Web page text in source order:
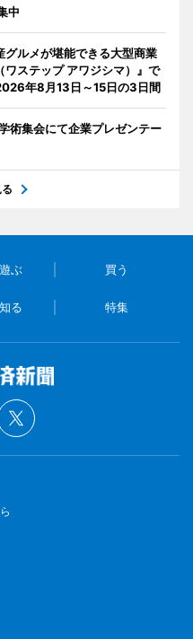
中
ルメが堪能できる大型商業
ステップ アワジシマ）』で
年8月13日～15日の3日間
術集会にて企業プレゼンテー
ぶ 買う
る 特集